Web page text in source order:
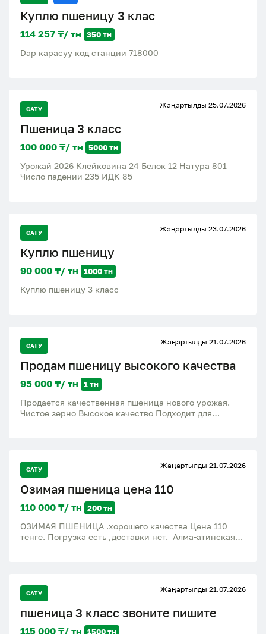
Куплю пшеницу 3 клас
114 257 ₸/ тн 350 тн
Dap карасуу код станции 718000
САТУ Жаңартылды 25.07.2026
Пшеница 3 класс
100 000 ₸/ тн 5000 тн
Урожай 2026 Клейковина 24 Белок 12 Натура 801
Число падении 235 ИДК 85
САТУ Жаңартылды 23.07.2026
Куплю пшеницу
90 000 ₸/ тн 1000 тн
Куплю пшеницу 3 класс
САТУ Жаңартылды 21.07.2026
Продам пшеницу высокого качества
95 000 ₸/ тн 1 тн
Продается качественная пшеница нового урожая.
Чистое зерно Высокое качество Подходит для
САТУ Жаңартылды 21.07.2026
Озимая пшеница цена 110
110 000 ₸/ тн 200 тн
ОЗИМАЯ ПШЕНИЦА .хорошего качества Цена 110
тенге. Погрузка есть ,доставки нет. Алма-атинская
САТУ Жаңартылды 21.07.2026
пшеница 3 класс звоните пишите
115 000 ₸/ тн 1500 тн